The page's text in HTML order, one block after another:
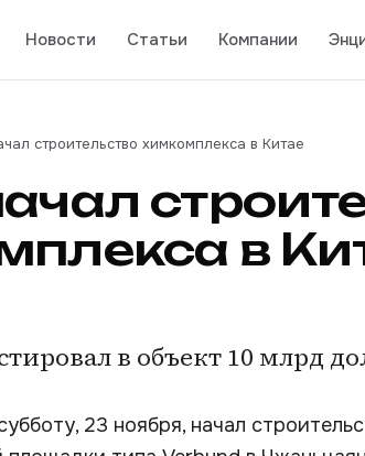
Новости Статьи Компании
строительство химкомплекса в Китае
в
в объект 10 млрд
23 ноября, начал